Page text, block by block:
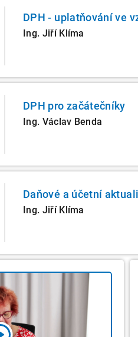
DPH - uplatňování ve
Ing. Jiří Klíma
DPH pro začátečníky
Ing. Václav Benda
Daňové a účetní
Ing. Jiří Klíma